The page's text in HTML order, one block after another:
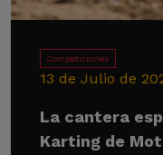
Competiciones
13 de Julio de
La cantera
Karting de